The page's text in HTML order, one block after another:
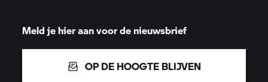
Meld je hier aan voor de nieuwsbrief
OP DE HOOGTE BLIJVEN